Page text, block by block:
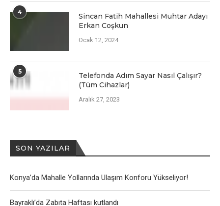
4
Sincan Fatih Mahallesi Muhtar Adayı
Erkan Coşkun
Ocak 12, 2024
5
Telefonda Adım Sayar Nasıl Çalışır?
(Tüm Cihazlar)
Aralık 27, 2023
SON YAZILAR
Konya’da Mahalle Yollarında Ulaşım Konforu Yükseliyor!
Bayraklı’da Zabıta Haftası kutlandı